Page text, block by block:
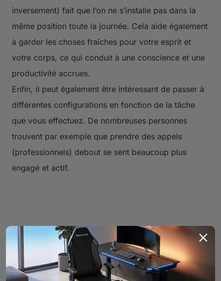
inversement) fait que l’on ne s’installe pas dans la
même position toute la journée. Cela aide également
à garder les choses fraîches pour votre esprit et
votre corps, ce qui conduit à une conscience et une
productivité accrues.
Enfin, il peut également être intéressant de passer à
différentes configurations en fonction de la tâche
que vous effectuez. De nombreuses personnes
trouvent par exemple que prendre des appels
(professionnels) debout se sent beaucoup plus
engagé et actif.
Améliore la posture
Être capable de se lever régulièrement en travaillant